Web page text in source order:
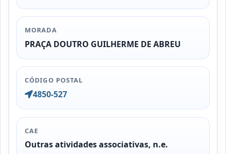
MORADA
PRAÇA DOUTRO GUILHERME DE ABREU
CÓDIGO POSTAL
4850-527
CAE
Outras atividades associativas, n.e.